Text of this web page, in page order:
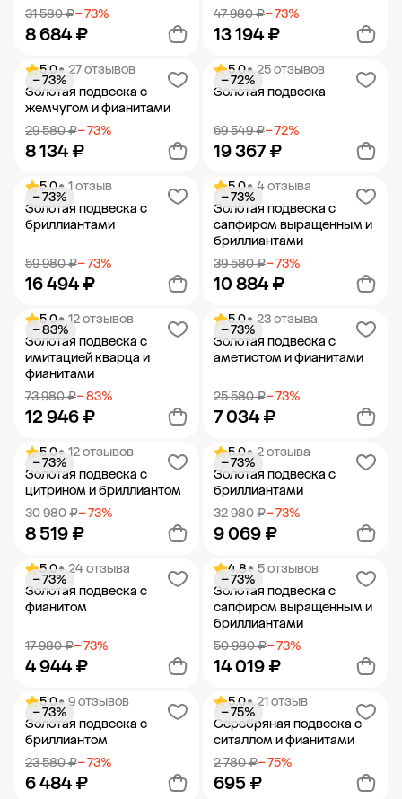
31 580 ₽− 73%
8 684 ₽
Добавить в корзину
47 980 ₽− 73%
13 194 ₽
Добавить в корзину
5.0• 27 отзывов
Золотая подвеска с
жемчугом и фианитами
29 580 ₽− 73%
8 134 ₽
− 73%
Добавить в корзину
5.0• 25 отзывов
Золотая подвеска
69 549 ₽− 72%
19 367 ₽
− 72%
Добавить в корзину
5.0• 1 отзыв
Золотая подвеска с
бриллиантами
59 980 ₽− 73%
16 494 ₽
− 73%
Добавить в корзину
5.0• 4 отзыва
Золотая подвеска с
сапфиром выращенным и
бриллиантами
39 580 ₽− 73%
10 884 ₽
− 73%
Добавить в корзину
5.0• 12 отзывов
Золотая подвеска с
имитацией кварца и
фианитами
73 980 ₽− 83%
12 946 ₽
− 83%
Добавить в корзину
5.0• 23 отзыва
Золотая подвеска с
аметистом и фианитами
25 580 ₽− 73%
7 034 ₽
− 73%
Добавить в корзину
5.0• 12 отзывов
Золотая подвеска с
цитрином и бриллиантом
30 980 ₽− 73%
8 519 ₽
− 73%
Добавить в корзину
5.0• 2 отзыва
Золотая подвеска с
бриллиантами
32 980 ₽− 73%
9 069 ₽
− 73%
Добавить в корзину
5.0• 24 отзыва
Золотая подвеска с
фианитом
17 980 ₽− 73%
4 944 ₽
− 73%
Добавить в корзину
4.8• 5 отзывов
Золотая подвеска с
сапфиром выращенным и
бриллиантами
50 980 ₽− 73%
14 019 ₽
− 73%
Добавить в корзину
5.0• 9 отзывов
Золотая подвеска с
бриллиантом
23 580 ₽− 73%
6 484 ₽
− 73%
5.0• 21 отзыв
Серебряная подвеска с
ситаллом и фианитами
2 780 ₽− 75%
695 ₽
− 75%